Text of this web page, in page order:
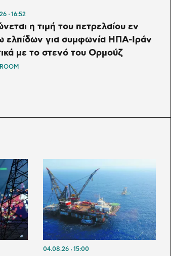
16:52
η τιμή του πετρελαίου εν
ελπίδων για συμφωνία ΗΠΑ-Ιράν
με το στενό του Ορμούζ
04.08.26 15:00